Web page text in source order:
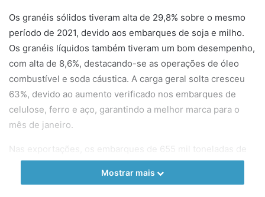
Os granéis sólidos tiveram alta de 29,8% sobre o mesmo
período de 2021, devido aos embarques de soja e milho.
Os granéis líquidos também tiveram um bom desempenho,
com alta de 8,6%, destacando-se as operações de óleo
combustível e soda cáustica. A carga geral solta cresceu
63%, devido ao aumento verificado nos embarques de
celulose, ferro e aço, garantindo a melhor marca para o
mês de janeiro.
Nas exportações, os embarques de 655 mil toneladas de
celulose (+72%), de 1,0 milhão de toneladas de milho
Mostrar mais